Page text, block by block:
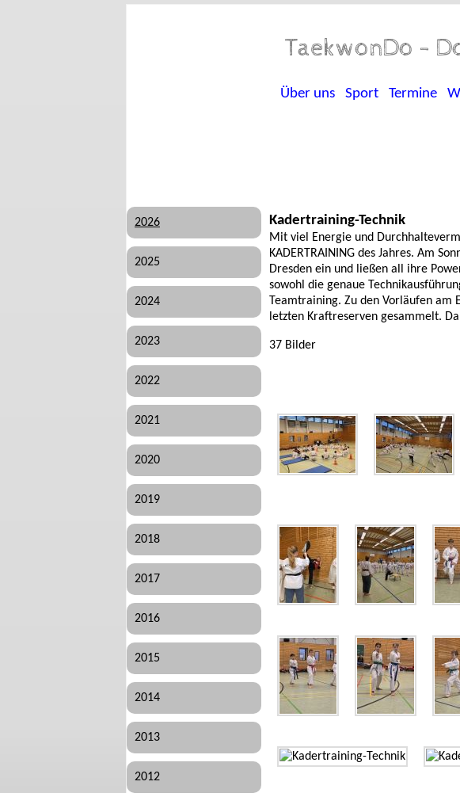
TaekwonDo -
Über uns Sport Termine
2026
2025
2024
2023
2022
2021
2020
2019
2018
2017
2016
2015
2014
2013
2012
Kadertraining-Technik
Mit viel Energie und
KADERTRAINING des Jahres. Am
Dresden ein und ließen all ihre
sowohl die genaue
Teamtraining. Zu den Vorläufen am
letzten Kraftreserven gesammelt.
37 Bilder